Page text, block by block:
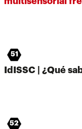
51
IdISSC | ¿Qué
52